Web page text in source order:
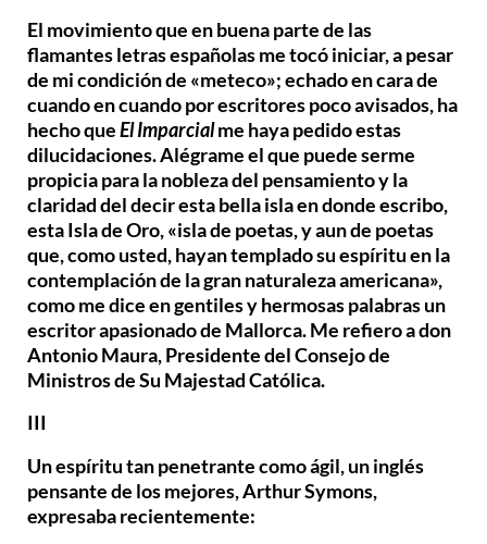
El movimiento que en buena parte de las
flamantes letras españolas me tocó iniciar, a pesar
de mi condición de «meteco»; echado en cara de
cuando en cuando por escritores poco avisados, ha
hecho queEl Imparcialme haya pedido estas
dilucidaciones. Alégrame el que puede serme
propicia para la nobleza del pensamiento y la
claridad del decir esta bella isla en donde escribo,
esta Isla de Oro, «isla de poetas, y aun de poetas
que, como usted, hayan templado su espíritu en la
contemplación de la gran naturaleza americana»,
como me dice en gentiles y hermosas palabras un
escritor apasionado de Mallorca. Me refiero a don
Antonio Maura, Presidente del Consejo de
Ministros de Su Majestad Católica.
III
Un espíritu tan penetrante como ágil, un inglés
pensante de los mejores, Arthur Symons,
expresaba recientemente: